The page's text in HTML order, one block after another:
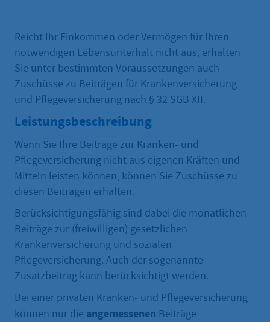
Reicht Ihr Einkommen oder Vermögen für Ihren
notwendigen Lebensunterhalt nicht aus, erhalten
Sie unter bestimmten Voraussetzungen auch
Zuschüsse zu Beiträgen für Krankenversicherung
und Pflegeversicherung nach § 32 SGB XII.
Leistungsbeschreibung
Wenn Sie Ihre Beiträge zur Kranken- und
Pflegeversicherung nicht aus eigenen Kräften und
Mitteln leisten können, können Sie Zuschüsse zu
diesen Beiträgen erhalten.
Berücksichtigungsfähig sind dabei die monatlichen
Beiträge zur (freiwilligen) gesetzlichen
Krankenversicherung und sozialen
Pflegeversicherung. Auch der sogenannte
Zusatzbeitrag kann berücksichtigt werden.
Bei einer privaten Kranken- und Pflegeversicherung
können nur die angemessenen Beiträge